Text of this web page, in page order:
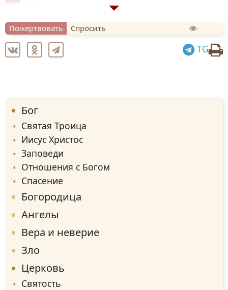
Пожертвовать Спросить
TG
Бог
Святая Троица
Иисус Христос
Заповеди
Отношения с Богом
Спасение
Богородица
Ангелы
Вера и неверие
Зло
Церковь
Святость